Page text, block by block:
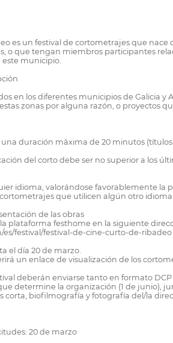
es un festival de cortometrajes que
o que tengan miembros participantes
este municipio.
en los diferentes municipios de Galicia
zonas por alguna razón, o proyectos
duración máxima de 20 minutos
del corto debe ser no superior a los
idioma, valorándose favorablemente la
cortometrajes que utilicen algún otro
de las obras
plataforma festhome en la siguiente
festival/festival-de-cine-curto-de-ribadeo
el día 20 de marzo.
un enlace de visualización de los
deberán enviarse tanto en formato
determine la organización (1 de junio),
corta, biofilmografía y fotografía del/la
20 de marzo